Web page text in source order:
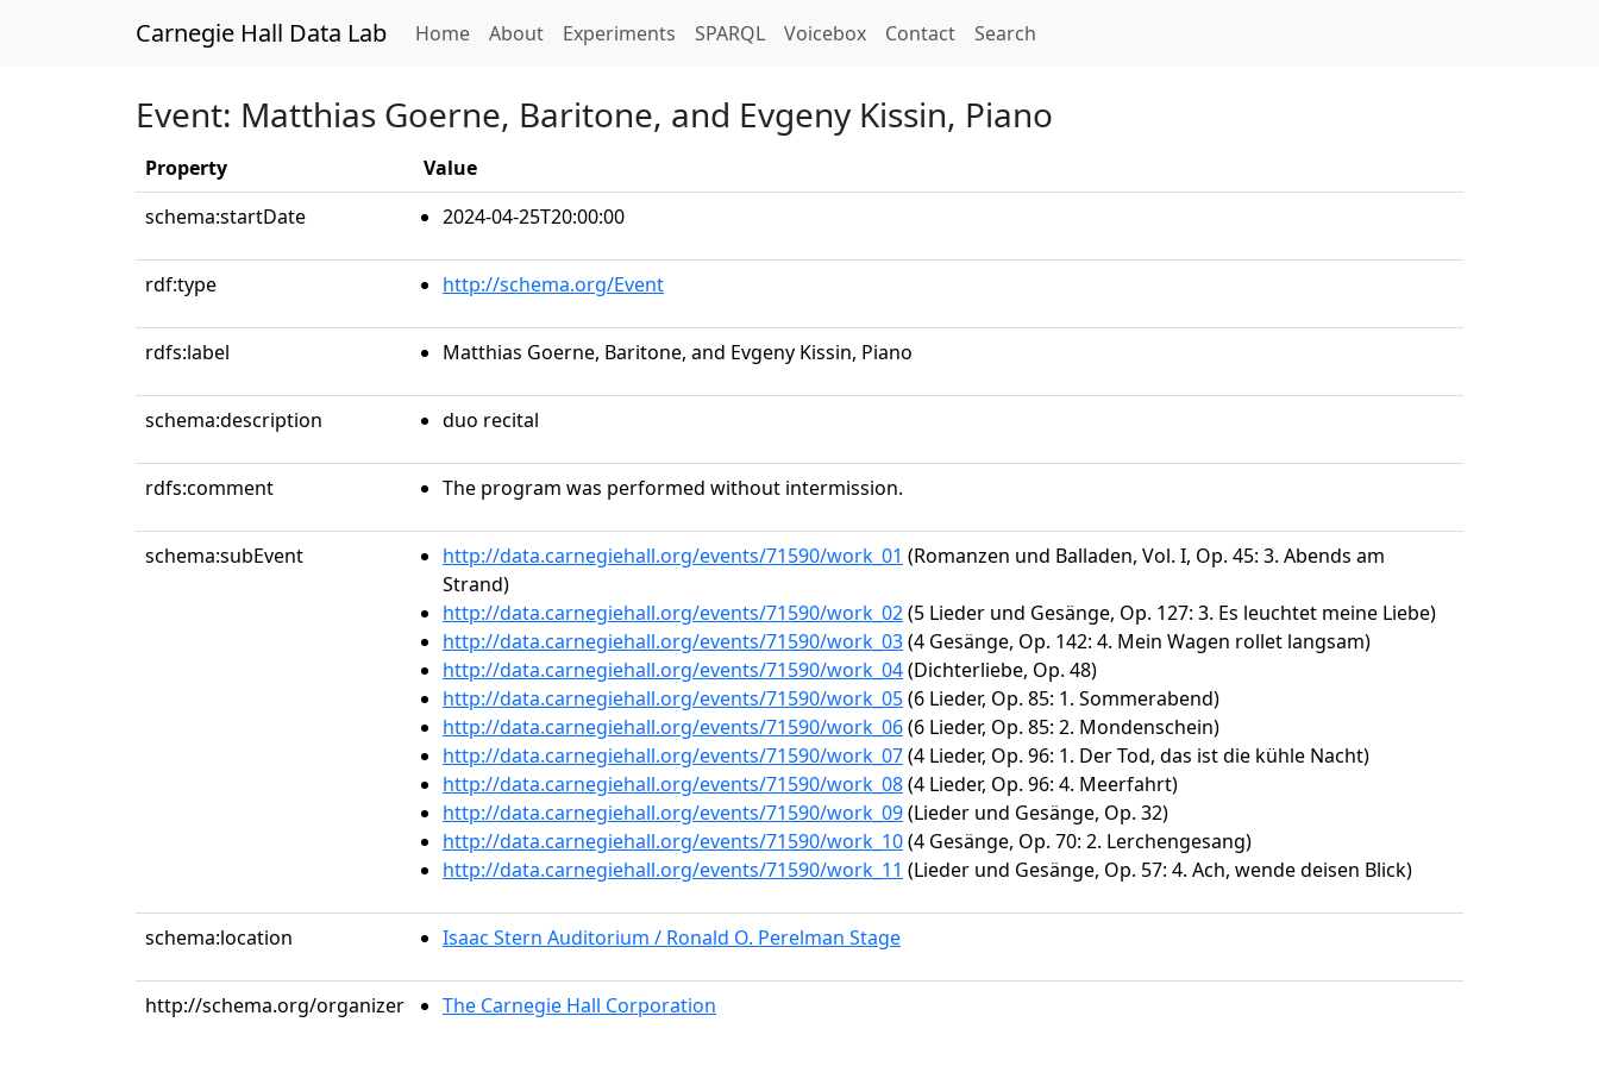
Carnegie Hall Data Lab Home(current)
About Experiments SPARQL Voicebox Contact Search
Event: Matthias Goerne, Baritone, and Evgeny Kissin, Piano
Property
Value
schema:startDate
2024-04-25T20:00:00
rdf:type http://schema.org/Event
rdfs:label Matthias Goerne, Baritone, and Evgeny Kissin, Piano
schema:description duo recital
rdfs:comment The program was performed without intermission.
schema:subEvent http://data.carnegiehall.org/events/71590/work_01 (Romanzen und Balladen, Vol. I, Op. 45: 3. Abends am
Strand)
http://data.carnegiehall.org/events/71590/work_02(5 Lieder und Gesänge, Op. 127: 3. Es leuchtet meine Liebe)
http://data.carnegiehall.org/events/71590/work_03(4 Gesänge, Op. 142: 4. Mein Wagen rollet langsam)
http://data.carnegiehall.org/events/71590/work_04(Dichterliebe, Op. 48)
http://data.carnegiehall.org/events/71590/work_05(6 Lieder, Op. 85: 1. Sommerabend)
http://data.carnegiehall.org/events/71590/work_06(6 Lieder, Op. 85: 2. Mondenschein)
http://data.carnegiehall.org/events/71590/work_07(4 Lieder, Op. 96: 1. Der Tod, das ist die kühle Nacht)
http://data.carnegiehall.org/events/71590/work_08(4 Lieder, Op. 96: 4. Meerfahrt)
http://data.carnegiehall.org/events/71590/work_09(Lieder und Gesänge, Op. 32)
http://data.carnegiehall.org/events/71590/work_10(4 Gesänge, Op. 70: 2. Lerchengesang)
http://data.carnegiehall.org/events/71590/work_11 (Lieder und Gesänge, Op. 57: 4. Ach, wende deisen Blick)
schema:location Isaac Stern Auditorium / Ronald O. Perelman Stage
http://schema.org/organizer The Carnegie Hall Corporation